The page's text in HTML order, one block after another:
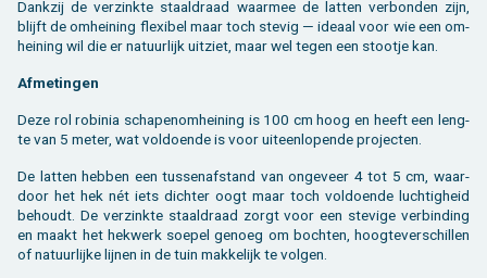
Dank­zij de ver­zink­te staal­draad waar­mee de lat­ten ver­bon­den zijn,
blijft de om­hei­ning flexi­bel maar toch ste­vig — ide­aal voor wie een om­
hei­ning wil die er na­tuur­lijk uit­ziet, maar wel tegen een stoot­je kan.
Af­me­tin­gen
Deze rol ro­bi­nia scha­pe­nom­hei­ning is 100 cm hoog en heeft een leng­
te van 5 meter, wat vol­doen­de is voor uit­een­lo­pen­de pro­jec­ten.
De lat­ten heb­ben een tus­sen­af­stand van on­ge­veer 4 tot 5 cm, waar­
door het hek nét iets dich­ter oogt maar toch vol­doen­de luch­tig­heid
be­houdt. De ver­zink­te staal­draad zorgt voor een ste­vi­ge ver­bin­ding
en maakt het hek­werk soe­pel ge­noeg om boch­ten, hoog­te­ver­schil­len
of na­tuur­lij­ke lij­nen in de tuin mak­ke­lijk te vol­gen.